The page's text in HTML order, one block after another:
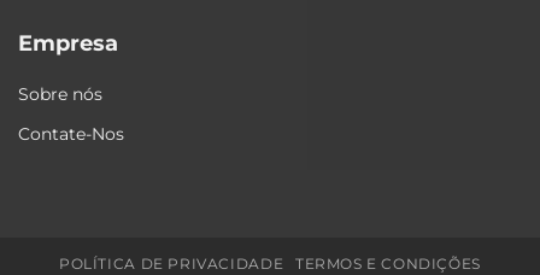
Empresa
Sobre nós
Contate-Nos
POLÍTICA DE PRIVACIDADE TERMOS E CONDIÇÕES